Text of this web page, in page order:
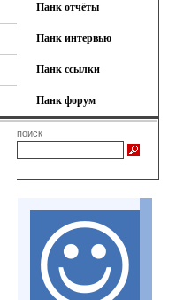
Панк отчёты
Панк интервью
Панк ссылки
Панк форум
поиск